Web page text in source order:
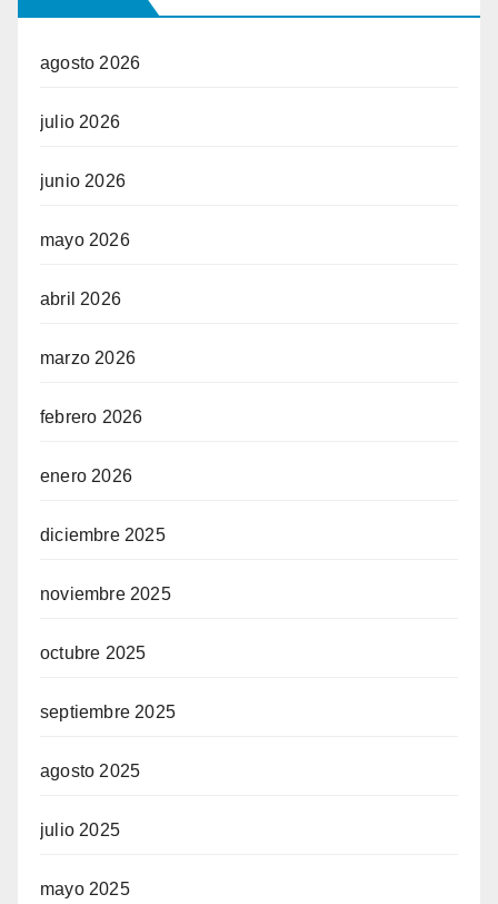
agosto 2026
julio 2026
junio 2026
mayo 2026
abril 2026
marzo 2026
febrero 2026
enero 2026
diciembre 2025
noviembre 2025
octubre 2025
septiembre 2025
agosto 2025
julio 2025
mayo 2025